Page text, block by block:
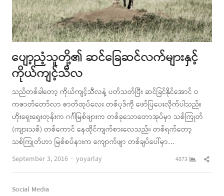
ပျော့ညံ့သူတို့၏ ဆင်ခြေဆင်လက်များနှင့်
ကိုယ်ကျင့်သီလ
သည်တစ်ခါတော့ ကိုယ်ကျင့်သီလနဲ့ ပတ်သတ်ပြီး ဆင်ခြင်နိုင်အောင် ဝ
ကဇာတ်တော်လာ ဇာတ်ထုပ်လေး တစ်ပုဒ်ကို ဖော်ပြပေးလိုက်ပါသည်။
ဟိုးရှေးရှေးတုန်းက ဂင်္ဂါမြစ်ဖျားက တစ်ခုသောတောအုပ်မှာ သစ်ကြုတ်
(ကျားသစ်) တစ်ကောင် နေထိုင်ကျက်စားလေသည်။ တစ်ရက်တော့
သစ်ကြုတ်ဟာ မြစ်စပ်နားက ကျောက်ဖျာ တစ်ချပ်ပေါ်မှာ…
September 3, 2016
Author
yoyarlay 4873
Social Media